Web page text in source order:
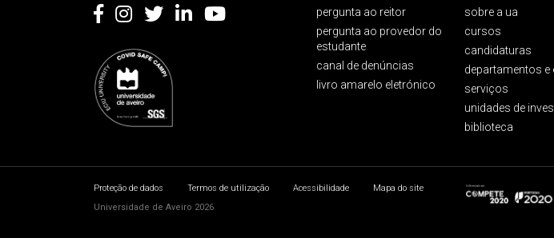
pergunta ao reitor
pergunta ao provedor do
estudante
canal de denúncias
livro amarelo eletrónico
sobre a ua
cursos
candidaturas
departamentos e
serviços
unidades de
biblioteca
Proteção de dados Termos de utilização Acessibilidade
Mapa do site
Universidade de Aveiro 2026